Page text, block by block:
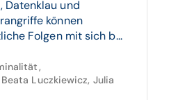
Datenklau und
können
Folgen mit sich b...
Luczkiewicz, Julia